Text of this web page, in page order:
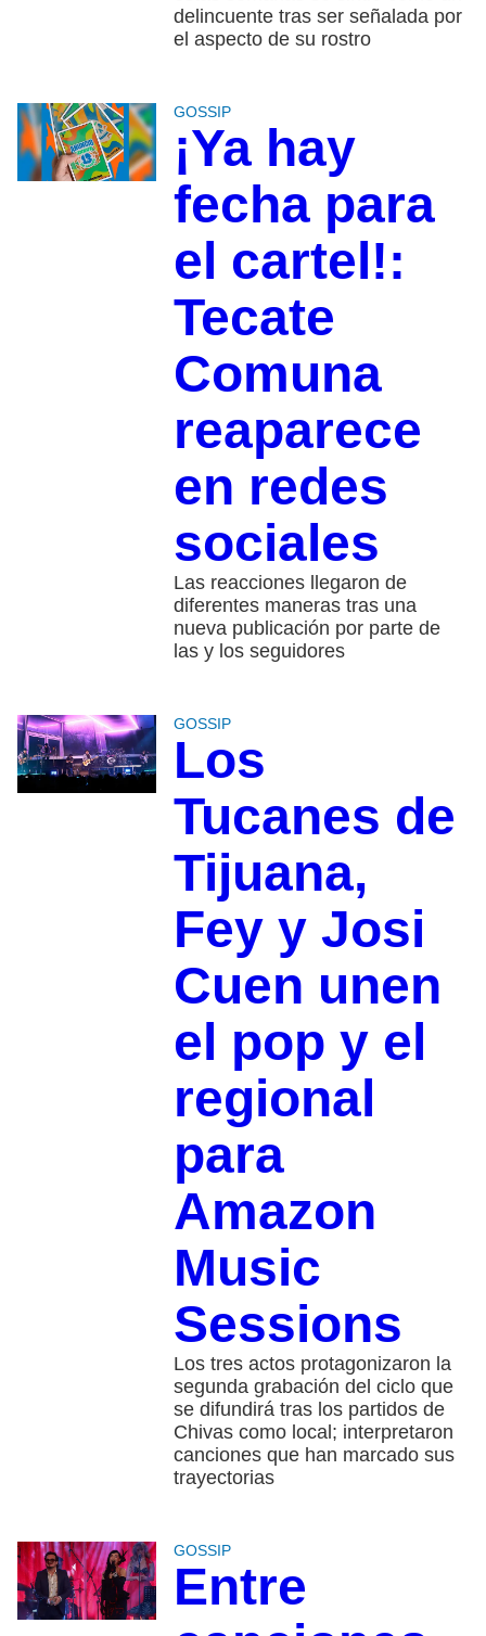
delincuente tras ser señalada por
el aspecto de su rostro
GOSSIP
¡Ya hay
fecha para
el cartel!:
Tecate
Comuna
reaparece
en redes
sociales
Las reacciones llegaron de
diferentes maneras tras una
nueva publicación por parte de
las y los seguidores
GOSSIP
Los
Tucanes de
Tijuana,
Fey y Josi
Cuen unen
el pop y el
regional
para
Amazon
Music
Sessions
Los tres actos protagonizaron la
segunda grabación del ciclo que
se difundirá tras los partidos de
Chivas como local; interpretaron
canciones que han marcado sus
trayectorias
GOSSIP
Entre